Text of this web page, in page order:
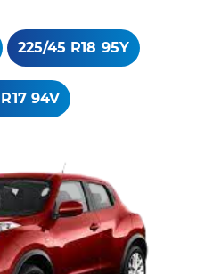
225/45 R18 95Y
94V